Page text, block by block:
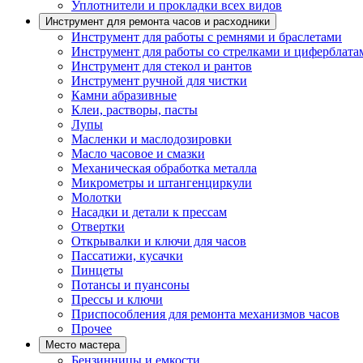
Уплотнители и прокладки всех видов
Инструмент для ремонта часов и расходники
Инструмент для работы с ремнями и браслетами
Инструмент для работы со стрелками и
Инструмент для стекол и рантов
Инструмент ручной для чистки
Камни абразивные
Клеи, растворы, пасты
Лупы
Масленки и маслодозировки
Масло часовое и смазки
Механическая обработка металла
Микрометры и штангенциркули
Молотки
Насадки и детали к прессам
Отвертки
Открывалки и ключи для часов
Пассатижи, кусачки
Пинцеты
Потансы и пуансоны
Прессы и ключи
Приспособления для ремонта механизмов часов
Прочее
Место мастера
Бензинницы и емкости